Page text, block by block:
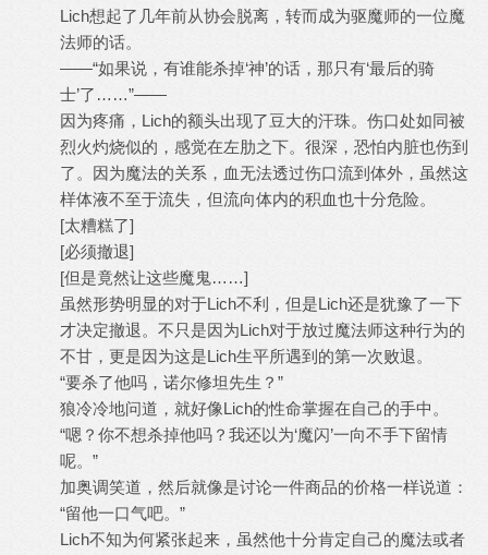
Lich想起了几年前从协会脱离，转而成为驱魔师的一位魔
法师的话。
——“如果说，有谁能杀掉‘神’的话，那只有‘最后的骑
士’了……”——
因为疼痛，Lich的额头出现了豆大的汗珠。伤口处如同被
烈火灼烧似的，感觉在左肋之下。很深，恐怕内脏也伤到
了。因为魔法的关系，血无法透过伤口流到体外，虽然这
样体液不至于流失，但流向体内的积血也十分危险。
[太糟糕了]
[必须撤退]
[但是竟然让这些魔鬼……]
虽然形势明显的对于Lich不利，但是Lich还是犹豫了一下
才决定撤退。不只是因为Lich对于放过魔法师这种行为的
不甘，更是因为这是Lich生平所遇到的第一次败退。
“要杀了他吗，诺尔修坦先生？”
狼冷冷地问道，就好像Lich的性命掌握在自己的手中。
“嗯？你不想杀掉他吗？我还以为‘魔闪’一向不手下留情
呢。”
加奥调笑道，然后就像是讨论一件商品的价格一样说道：
“留他一口气吧。”
Lich不知为何紧张起来，虽然他十分肯定自己的魔法或者